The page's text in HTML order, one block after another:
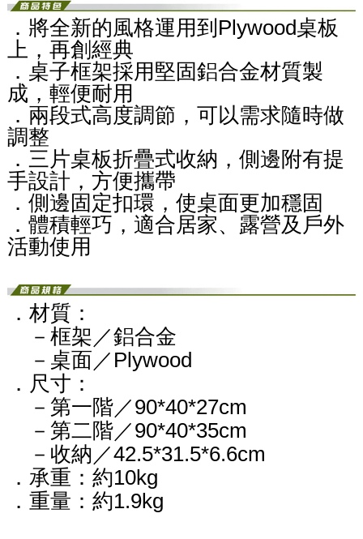
．將全新的風格運用到Plywood桌板
上，再創經典
．桌子框架採用堅固鋁合金材質製
成，輕便耐用
．兩段式高度調節，可以需求隨時做
調整
．三片桌板折疊式收納，側邊附有提
手設計，方便攜帶
．側邊固定扣環，使桌面更加穩固
．體積輕巧，適合居家、露營及戶外
活動使用
．材質：
－框架／鋁合金
－桌面／Plywood
．尺寸：
－第一階／90*40*27cm
－第二階／90*40*35cm
－收納／42.5*31.5*6.6cm
．承重：約10kg
．重量：約1.9kg